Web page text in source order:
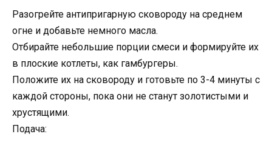
Разогрейте антипригарную сковороду на среднем
огне и добавьте немного масла.
Отбирайте небольшие порции смеси и формируйте их
в плоские котлеты, как гамбургеры.
Положите их на сковороду и готовьте по 3-4 минуты с
каждой стороны, пока они не станут золотистыми и
хрустящими.
Подача: